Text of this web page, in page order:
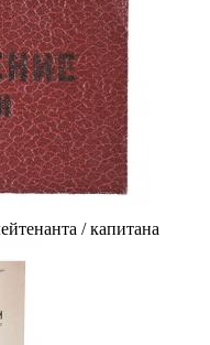
/ капитана